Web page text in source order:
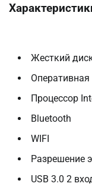
Жесткий
Процессор
Bluetooth
WIFI
Разрешение
USB 3.0 2